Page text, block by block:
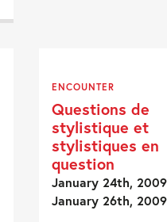
ENCOUNTER
Questions de
stylistique et
stylistiques en
question
January 24th,
January 26th, 2009